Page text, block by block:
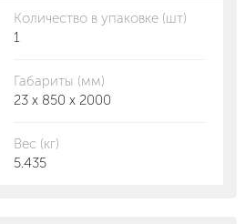
Количество в упаковке (шт)
1
Габариты (мм)
23 x 850 x 2000
Вес (кг)
5.435